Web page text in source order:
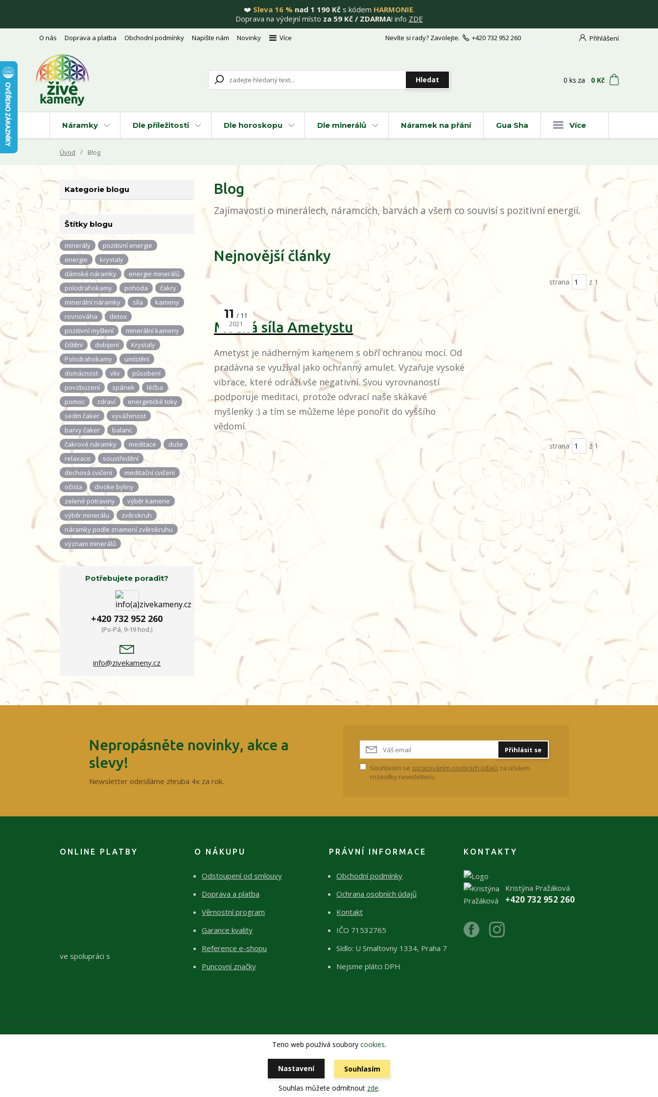
❤️ Sleva 16 % nad 1 190 Kčs kódem HARMONIE.
Doprava na výdejní místo za 59 Kč / ZDARMA! info ZDE
O nás Doprava a platba Obchodní podmínky Napište nám Novinky Více Přihlášení
Hledat
Nevíte si rady? Zavolejte. +420 732 952 260
0 ks za 0 Kč
Náramky Dle příležitosti Dle horoskopu Dle minerálů Náramek na přání Gua Sha Více
Úvod Blog
Kategorie blogu
Štítky blogu
minerály
pozitivní energie
energie
krystaly
dámské náramky
energie minerálů
polodrahokamy
pohoda
čakry
minerální náramky
síla
kameny
rovnováha
detox
pozitivní myšlení
minerální kameny
čištění
dobíjení
Krystaly
Polodrahokamy
umístění
domácnost
vliv
působení
povzbuzení
spánek
léčba
pomoc
zdraví
energetické toky
sedm čaker
vyváženost
barvy čaker
balanc
čakrové náramky
meditace
duše
relaxace
soustředění
dechová cvičení
meditační cvičení
očista
divoke byliny
zelené potraviny
výběr kamene
výběr minerálu
zvěrokruh
náramky podle znamení zvěrokruhu
význam minerálů
Potřebujete poradit?
+420 732 952 260
(Po-Pá, 9-19 hod.)
info@zivekameny.cz
Blog
Zajímavosti o minerálech, náramcích, barvách a všem co souvisí s pozitivní energií.
Nejnovější články
strana z 1
Mocná síla Ametystu
11
11
2021
Ametyst je nádherným kamenem s obří ochranou mocí. Od
pradávna se využíval jako ochranný amulet. Vyzařuje vysoké
vibrace, které odráží vše negativní. Svou vyrovnaností
podporuje meditaci, protože odvrací naše skákavé
myšlenky :) a tím se můžeme lépe ponořit do vyššího
vědomí.
strana z 1
Nepropásněte novinky, akce a
slevy!
Newsletter odesíláme zhruba 4x za rok.
Přihlásit se
Souhlasím se zpracováním osobních údajů za účelem
rozesílky newsletteru.
ONLINE PLATBY
ve spolupráci s
O NÁKUPU
Odstoupení od smlouvy
Doprava a platba
Věrnostní program
Garance kvality
Reference e-shopu
Puncovní značky
PRÁVNÍ INFORMACE
Obchodní podmínky
Ochrana osobních údajů
Kontakt
IČO 71532765
Sídlo: U Smaltovny 1334, Praha 7
Nejsme plátci DPH
KONTAKTY
Kristýna Pražáková
+420 732 952 260
Copyright 2026 © ŽIVÉKAMENY Kristýna Pražáková
Vytvořeno na
Eshop-rychle.cz
Teno web používá soubory cookies.
Nastavení Souhlasím
Souhlas můžete odmítnout zde.